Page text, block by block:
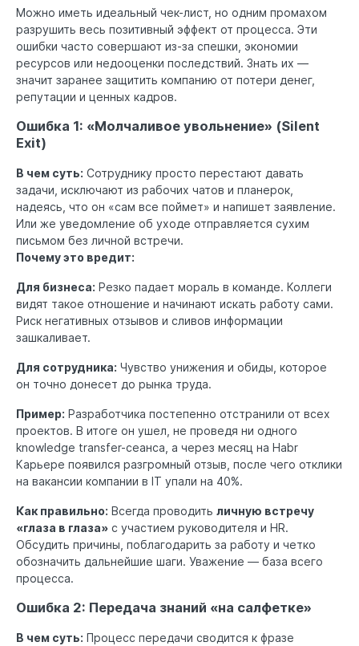
Можно иметь идеальный чек-лист, но одним промахом
разрушить весь позитивный эффект от процесса. Эти
ошибки часто совершают из-за спешки, экономии
ресурсов или недооценки последствий. Знать их —
значит заранее защитить компанию от потери денег,
репутации и ценных кадров.
Ошибка 1: «Молчаливое увольнение» (Silent
Exit)
В чем суть: Сотруднику просто перестают давать
задачи, исключают из рабочих чатов и планерок,
надеясь, что он «сам все поймет» и напишет заявление.
Или же уведомление об уходе отправляется сухим
письмом без личной встречи.
Почему это вредит:
Для бизнеса: Резко падает мораль в команде. Коллеги
видят такое отношение и начинают искать работу сами.
Риск негативных отзывов и сливов информации
зашкаливает.
Для сотрудника: Чувство унижения и обиды, которое
он точно донесет до рынка труда.
Пример: Разработчика постепенно отстранили от всех
проектов. В итоге он ушел, не проведя ни одного
knowledge transfer-сеанса, а через месяц на Habr
Карьере появился разгромный отзыв, после чего отклики
на вакансии компании в IT упали на 40%.
Как правильно: Всегда проводить личную встречу
«глаза в глаза» с участием руководителя и HR.
Обсудить причины, поблагодарить за работу и четко
обозначить дальнейшие шаги. Уважение — база всего
процесса.
Ошибка 2: Передача знаний «на салфетке»
В чем суть: Процесс передачи сводится к фразе